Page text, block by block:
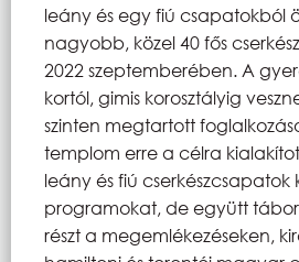
leány és egy fiú csapatokból
nagyobb, közel 40 fős
2022 szeptemberében. A
kortól, gimis korosztályig
szinten megtartott
templom erre a célra
leány és fiú cserkészcsapatok
programokat, de együtt
részt a megemlékezéseken,